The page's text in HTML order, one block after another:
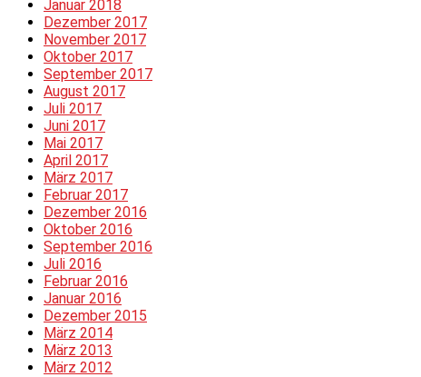
Januar 2018
Dezember 2017
November 2017
Oktober 2017
September 2017
August 2017
Juli 2017
Juni 2017
Mai 2017
April 2017
März 2017
Februar 2017
Dezember 2016
Oktober 2016
September 2016
Juli 2016
Februar 2016
Januar 2016
Dezember 2015
März 2014
März 2013
März 2012